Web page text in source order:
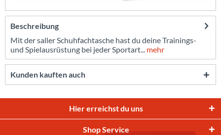
Beschreibung
Mit der saller Schuhfachtasche hast du deine Trainings-
und Spielausrüstung bei jeder Sportart... mehr
Kunden kauften auch
Hier erreichst du uns
Shop Service